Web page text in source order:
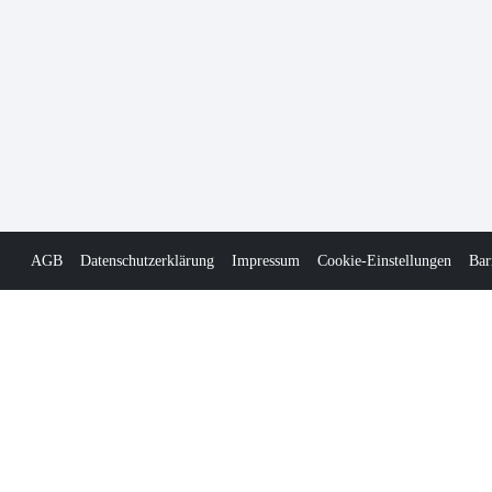
AGB Datenschutzerklärung Impressum Cookie-Einstellungen